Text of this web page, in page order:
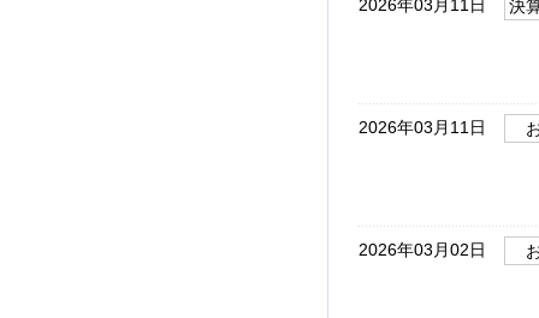
2026年03月11日 決
2026年03月11日
2026年03月02日